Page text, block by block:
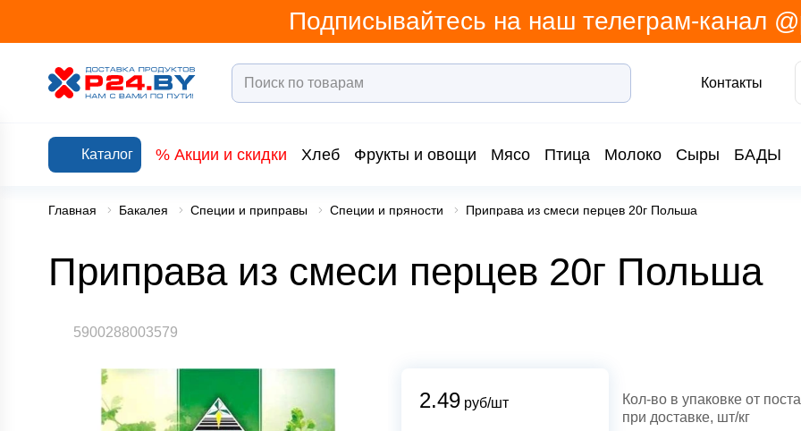
Подписывайтесь на наш телеграм-канал
Контакты
Каталог % Акции и скидки Хлеб Фрукты и овощи Мясо Птица Молоко Сыры БАДЫ
Главная Бакалея Специи и приправы Специи и пряности Приправа из смеси перцев 20г Польша
Приправа из смеси перцев 20г Польша
5900288003579
2.49 руб/шт
Кол-во в упаковке от
при доставке, шт/кг